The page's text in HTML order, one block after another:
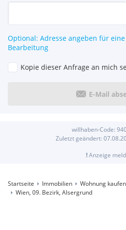
Optional: Adresse angeben für
Bearbeitung
Kopie dieser Anfrage an mich
E-Mail
willhaben-Code:
Zuletzt geändert:
!Anzeige
Startseite Immobilien Wohnung kaufen
Wien, 09. Bezirk, Alsergrund